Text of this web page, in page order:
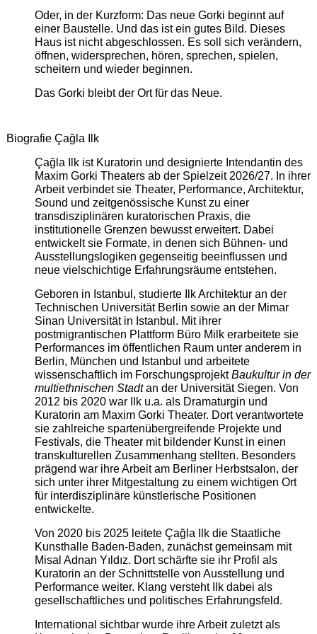
Oder, in der Kurzform: Das neue Gorki beginnt auf
einer Baustelle. Und das ist ein gutes Bild. Dieses
Haus ist nicht abgeschlossen. Es soll sich verändern,
öffnen, widersprechen, hören, sprechen, spielen,
scheitern und wieder beginnen.
Das Gorki bleibt der Ort für das Neue.
Biografie Çağla Ilk
Çağla Ilk ist Kuratorin und designierte Intendantin des
Maxim Gorki Theaters ab der Spielzeit 2026/27. In ihrer
Arbeit verbindet sie Theater, Performance, Architektur,
Sound und zeitgenössische Kunst zu einer
transdisziplinären kuratorischen Praxis, die
institutionelle Grenzen bewusst erweitert. Dabei
entwickelt sie Formate, in denen sich Bühnen- und
Ausstellungslogiken gegenseitig beeinflussen und
neue vielschichtige Erfahrungsräume entstehen.
Geboren in Istanbul, studierte Ilk Architektur an der
Technischen Universität Berlin sowie an der Mimar
Sinan Universität in Istanbul. Mit ihrer
postmigrantischen Plattform Büro Milk erarbeitete sie
Performances im öffentlichen Raum unter anderem in
Berlin, München und Istanbul und arbeitete
wissenschaftlich im ForschungsprojektBaukultur in der
multiethnischen Stadtan der Universität Siegen. Von
2012 bis 2020 war Ilk u.a. als Dramaturgin und
Kuratorin am Maxim Gorki Theater. Dort verantwortete
sie zahlreiche spartenübergreifende Projekte und
Festivals, die Theater mit bildender Kunst in einen
transkulturellen Zusammenhang stellten. Besonders
prägend war ihre Arbeit am Berliner Herbstsalon, der
sich unter ihrer Mitgestaltung zu einem wichtigen Ort
für interdisziplinäre künstlerische Positionen
entwickelte.
Von 2020 bis 2025 leitete Çağla Ilk die Staatliche
Kunsthalle Baden-Baden, zunächst gemeinsam mit
Misal Adnan Yıldız. Dort schärfte sie ihr Profil als
Kuratorin an der Schnittstelle von Ausstellung und
Performance weiter. Klang versteht Ilk dabei als
gesellschaftliches und politisches Erfahrungsfeld.
International sichtbar wurde ihre Arbeit zuletzt als